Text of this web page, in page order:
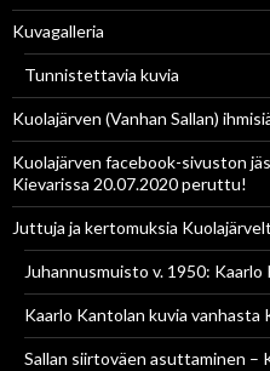
Kuvagalleria
Tunnistettavia kuvia
Kuolajärven (Vanhan Sallan)
Kuolajärven facebook-sivuston
Kievarissa 20.07.2020 peruttu!
Juttuja ja kertomuksia
Juhannusmuisto v. 1950:
Kaarlo Kantolan kuvia vanhasta
Sallan siirtoväen asuttaminen –